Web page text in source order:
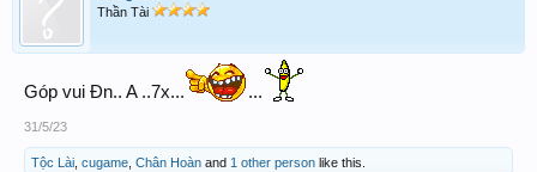
Thần Tài
Góp vui Đn.. A ..7x... ...
31/5/23
Tộc Lài cugame Chân Hoàn and 1 other person like this.